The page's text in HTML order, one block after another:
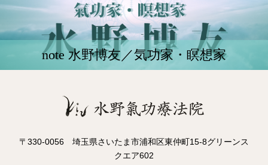
note 水野博友／気功家・瞑想家
〒330-0056 埼玉県さいたま市浦和区東仲町15-8グリーンス
クエア602